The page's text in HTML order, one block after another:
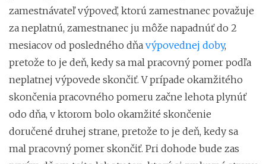
zamestnávateľ výpoveď, ktorú zamestnanec považuje
za neplatnú, zamestnanec ju môže napadnúť do 2
mesiacov od posledného dňa výpovednej doby,
pretože to je deň, kedy sa mal pracovný pomer podľa
neplatnej výpovede skončiť. V prípade okamžitého
skončenia pracovného pomeru začne lehota plynúť
odo dňa, v ktorom bolo okamžité skončenie
doručené druhej strane, pretože to je deň, kedy sa
mal pracovný pomer skončiť. Pri dohode bude zas